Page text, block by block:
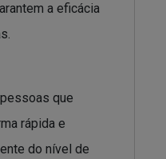
a eficácia
que
rápida e
do nível de